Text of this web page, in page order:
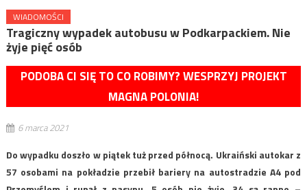
WIADOMOŚCI
Tragiczny wypadek autobusu w Podkarpackiem. Nie
żyje pięć osób
PODOBA CI SIĘ TO CO ROBIMY? WESPRZYJ PROJEKT
MAGNA POLONIA!
6 marca 2021
Do wypadku doszło w piątek tuż przed północą. Ukraiński autokar z
57 osobami na pokładzie przebił bariery na autostradzie A4 pod